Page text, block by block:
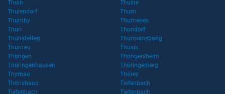
Thuin
Thuine
Thulendorf
Thum
Thumby
Thumeries
Thun
Thundorf
Thunstetten
Thurmansbang
Thurnau
Thusis
Thüngen
Thüngersheim
Thüringenhausen
Thüringerberg
Thyrnau
Thörey
Thörishaus
Tiefenbach
Tiefenbach
Tiefenbach